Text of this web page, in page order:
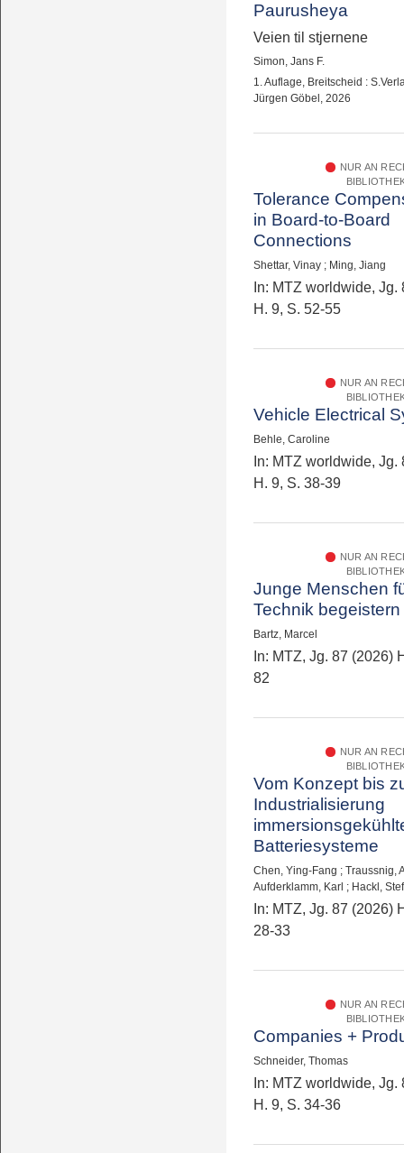
Paurusheya
Veien til stjernene
Simon, Jans F.
1. Auflage, Breitscheid :
Jürgen Göbel, 2026
NUR AN
Tolerance
in Board-to-Board
Connections
Shettar, Vinay ; Ming, Jiang
In: MTZ worldwide, Jg.
H. 9, S. 52-55
NUR AN
Vehicle Electrical
Behle, Caroline
In: MTZ worldwide, Jg.
H. 9, S. 38-39
NUR AN
Junge Menschen
Technik begeistern
Bartz, Marcel
In: MTZ, Jg. 87 (2026)
82
NUR AN
Vom Konzept bis
Industrialisierung
Batteriesysteme
Chen, Ying-Fang ; Traussnig,
Aufderklamm, Karl ; Hackl,
In: MTZ, Jg. 87 (2026)
28-33
NUR AN
Companies +
Schneider, Thomas
In: MTZ worldwide, Jg.
H. 9, S. 34-36